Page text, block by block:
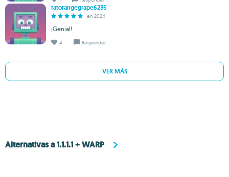
fatorangegrape6235
en 2024
¡Genial!
4 Responder
VER MÁS
Alternativas a 1.1.1.1 + WARP